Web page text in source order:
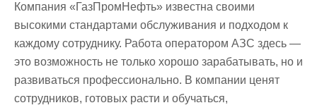
Компания «ГазПромНефть» известна своими
высокими стандартами обслуживания и подходом к
каждому сотруднику. Работа оператором АЗС здесь —
это возможность не только хорошо зарабатывать, но и
развиваться профессионально. В компании ценят
сотрудников, готовых расти и обучаться,